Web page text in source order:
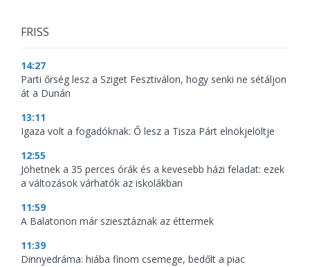
FRISS
14:27
Parti őrség lesz a Sziget Fesztiválon, hogy senki ne sétáljon
át a Dunán
13:11
Igaza volt a fogadóknak: Ő lesz a Tisza Párt elnökjelöltje
12:55
Jöhetnek a 35 perces órák és a kevesebb házi feladat: ezek
a változások várhatók az iskolákban
11:59
A Balatonon már sziesztáznak az éttermek
11:39
Dinnyedráma: hiába finom csemege, bedőlt a piac